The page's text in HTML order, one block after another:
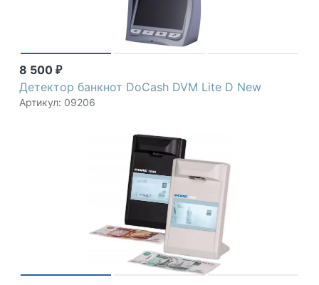
8 500 ₽
Детектор банкнот DoCash DVM Lite D New
Артикул: 09206